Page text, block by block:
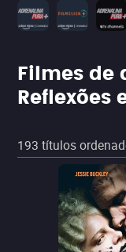
Filmes de
Reflexões
193 títulos